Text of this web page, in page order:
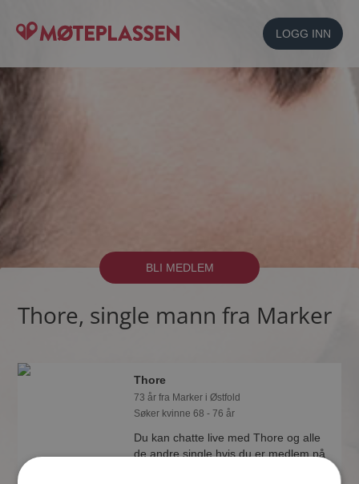
LOGG INN
BLI MEDLEM
Thore, single mann fra Marker
Thore
73 år fra Marker i Østfold
Søker kvinne 68 - 76 år
Du kan chatte live med Thore og alle
de andre single hvis du er medlem på